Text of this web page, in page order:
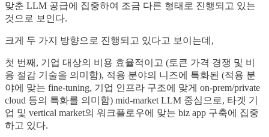
맞춘 LLM 공급에 집중하여 조금 다른 형태로 진행되고 있는
것으로 보인다.
크게 두 가지 방향으로 진행되고 있다고 보이는데,
첫 번째, 기업 대상의 비용 효율적이고 (토큰 가격 경쟁 및 비
용 절감 기술을 의미함), 적용 분야의 니즈에 특화된 (적용 분
야에 맞는 fine-tuning, 기업 인프라 구조에 맞게 on-prem/private
cloud 등의 특화를 의미함) mid-market LLM 중심으로, 타겟 기
업 및 vertical market의 워크플로우에 맞는 biz app 구축에 집중
하고 있다.